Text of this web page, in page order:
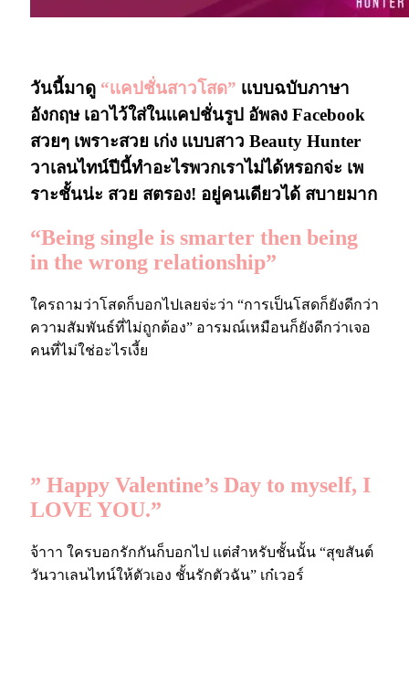
วันนี้มาดู “เเคปชั่นสาวโสด” เเบบฉบับภาษา
อังกฤษ เอาไว้ใส่ในเเคปชั่นรูป อัพลง Facebook
สวยๆ เพราะสวย เก่ง เเบบสาว Beauty Hunter
วาเลนไทน์ปีนี้ทำอะไรพวกเราไม่ได้หรอกจ่ะ เพ
ราะชั้นน่ะ สวย สตรอง! อยู่คนเดียวได้ สบายมาก
“Being single is smarter then being
in the wrong relationship”
ใครถามว่าโสดก็บอกไปเลยจ่ะว่า “การเป็นโสดก็ยังดีกว่า
ความสัมพันธ์ที่ไม่ถูกต้อง” อารมณ์เหมือนก็ยังดีกว่าเจอ
คนที่ไม่ใช่อะไรเงี้ย
” Happy Valentine’s Day to myself, I
LOVE YOU.”
จ้าาา ใครบอกรักกันก็บอกไป เเต่สำหรับชั้นนั้น “สุขสันต์
วันวาเลนไทน์ให้ตัวเอง ชั้นรักตัวฉัน” เก๋เวอร์